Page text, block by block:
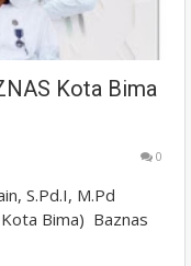
Kota Bima
0
S.Pd.I, M.Pd
Bima) Baznas